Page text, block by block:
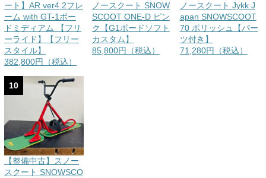
ート】AR ver4.2フレ
ーム with GT-1ボー
ドミディアム 【フリ
ーライド】【フリー
スタイル】
382,800円（税込）
ノースクート SNOW
SCOOT ONE-D ピン
ク【G1ボードソフト
カスタム】
85,800円（税込）
ノースクート Jykk J
apan SNOWSCOOT
70 ポリッシュ【パー
ツ付き】
71,280円（税込）
10
【整備中古】スノー
スクート SNOWSCO